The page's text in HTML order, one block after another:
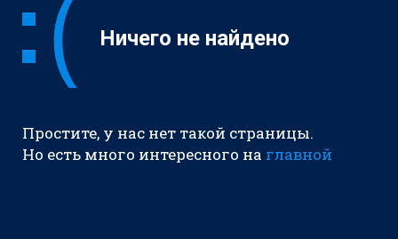
Ничего не найдено
Простите, у нас нет такой страницы.
Но есть много интересного на главной